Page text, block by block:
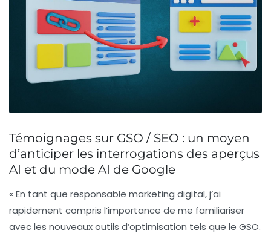
Témoignages sur GSO / SEO : un moyen
d’anticiper les interrogations des aperçus
AI et du mode AI de Google
« En tant que responsable marketing digital, j’ai
rapidement compris l’importance de me familiariser
avec les nouveaux outils d’optimisation tels que le GSO.